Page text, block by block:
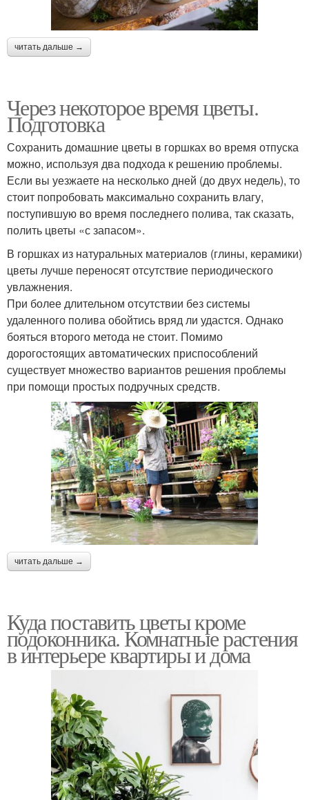
читать дальше →
Через некоторое время цветы.
Подготовка
Сохранить домашние цветы в горшках во время отпуска
можно, используя два подхода к решению проблемы.
Если вы уезжаете на несколько дней (до двух недель), то
стоит попробовать максимально сохранить влагу,
поступившую во время последнего полива, так сказать,
полить цветы «с запасом».
В горшках из натуральных материалов (глины, керамики)
цветы лучше переносят отсутствие периодического
увлажнения.
При более длительном отсутствии без системы
удаленного полива обойтись вряд ли удастся. Однако
бояться второго метода не стоит. Помимо
дорогостоящих автоматических приспособлений
существует множество вариантов решения проблемы
при помощи простых подручных средств.
читать дальше →
Куда поставить цветы кроме
подоконника. Комнатные растения
в интерьере квартиры и дома